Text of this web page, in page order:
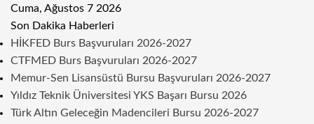
Cuma, Ağustos 7 2026
Son Dakika Haberleri
HİKFED Burs Başvuruları 2026-2027
CTFMED Burs Başvuruları 2026-2027
Memur-Sen Lisansüstü Bursu Başvuruları 2026-2027
Yıldız Teknik Üniversitesi YKS Başarı Bursu 2026
Türk Altın Geleceğin Madencileri Bursu 2026-2027